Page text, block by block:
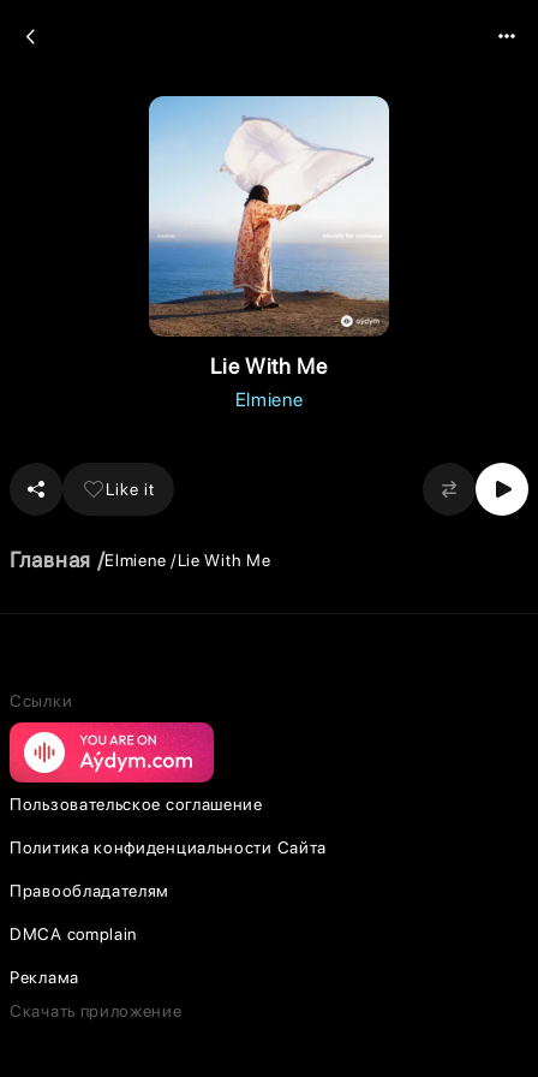
Lie With Me
Elmiene
Like it
Главная Elmiene Lie With Me
Ссылки
Пользовательское соглашение
Политика конфиденциальности Сайта
Правообладателям
DMCA complain
Реклама
Скачать приложение